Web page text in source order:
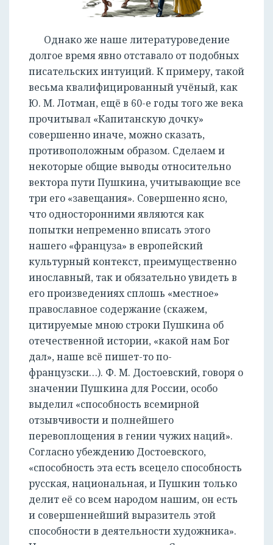
Однако же наше литературоведение
долгое время явно отставало от подобных
писательских интуиций. К примеру, такой
весьма квалифицированный учёный, как
Ю. М. Лотман, ещё в 60-е годы того же века
прочитывал «Капитанскую дочку»
совершенно иначе, можно сказать,
противоположным образом. Сделаем и
некоторые общие выводы относительно
вектора пути Пушкина, учитывающие все
три его «завещания». Совершенно ясно,
что односторонними являются как
попытки непременно вписать этого
нашего «француза» в европейский
культурный контекст, преимущественно
инославный, так и обязательно увидеть в
его произведениях сплошь «местное»
православное содержание (скажем,
цитируемые мною строки Пушкина об
отечественной истории, «какой нам Бог
дал», наше всё пишет-то по-
французски…). Ф. М. Достоевский, говоря о
значении Пушкина для России, особо
выделил «способность всемирной
отзывчивости и полнейшего
перевоплощения в гении чужих наций».
Согласно убеждению Достоевского,
«способность эта есть всецело способность
русская, национальная, и Пушкин только
делит её со всем народом нашим, он есть
и совершеннейший выразитель этой
способности в деятельности художника».